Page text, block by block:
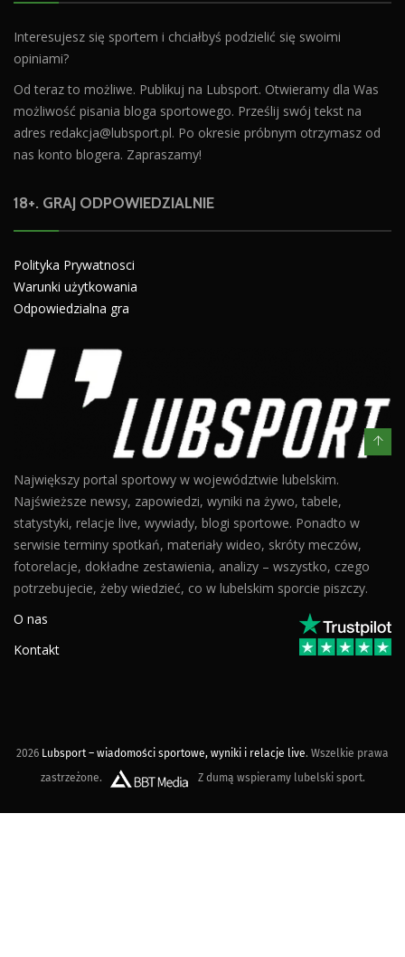
Interesujesz się sportem i chciałbyś podzielić się swoimi
opiniami?
Od teraz to możliwe. Publikuj na Lubsport. Otwieramy dla Was
możliwość pisania bloga sportowego. Prześlij swój tekst na
adres redakcja@lubsport.pl. Po okresie próbnym otrzymasz od
nas konto blogera. Zapraszamy!
18+. GRAJ ODPOWIEDZIALNIE
Polityka Prywatnosci
Warunki użytkowania
Odpowiedzialna gra
Największy portal sportowy w województwie lubelskim.
Najświeższe newsy, zapowiedzi, wyniki na żywo, tabele,
statystyki, relacje live, wywiady, blogi sportowe. Ponadto w
serwisie terminy spotkań, materiały wideo, skróty meczów,
fotorelacje, dokładne zestawienia, analizy – wszystko, czego
potrzebujecie, żeby wiedzieć, co w lubelskim sporcie piszczy.
O nas
Kontakt
2026 Lubsport – wiadomości sportowe, wyniki i relacje live. Wszelkie prawa
zastrzeżone.
Z dumą wspieramy lubelski sport.